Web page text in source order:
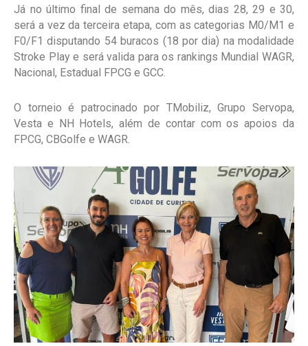
Já no último final de semana do mês, dias 28, 29 e 30,
será a vez da terceira etapa, com as categorias M0/M1 e
F0/F1 disputando 54 buracos (18 por dia) na modalidade
Stroke Play e será valida para os rankings Mundial WAGR,
Nacional, Estadual FPCG e GCC.
O torneio é patrocinado por TMobiliz, Grupo Servopa,
Vesta e NH Hotels, além de contar com os apoios da
FPCG, CBGolfe e WAGR.